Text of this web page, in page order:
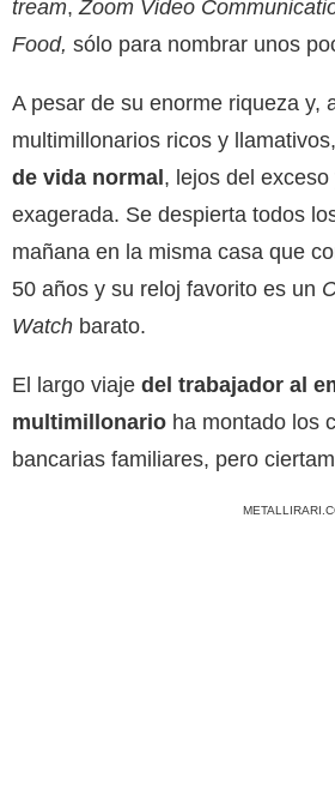
tream, Zoom Video
Food, sólo para nombrar unos
A pesar de su enorme riqueza y,
multimillonarios ricos y llamativos,
de vida normal, lejos del
exagerada. Se despierta todos
mañana en la misma casa que
50 años y su reloj favorito es un
Watch barato.
El largo viaje del trabajador al
multimillonario ha montado los
bancarias familiares, pero